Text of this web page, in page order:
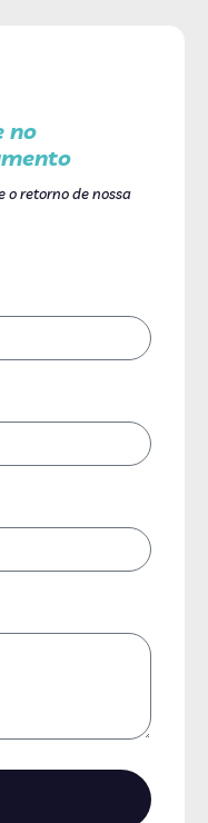
no
o retorno de nossa